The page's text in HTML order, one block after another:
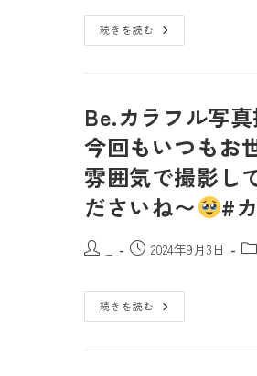
続きを読む
Be.カラフル写
今回もいつもお
雰囲気で撮影し
ださいね〜
#
2024年9月3日
続きを読む